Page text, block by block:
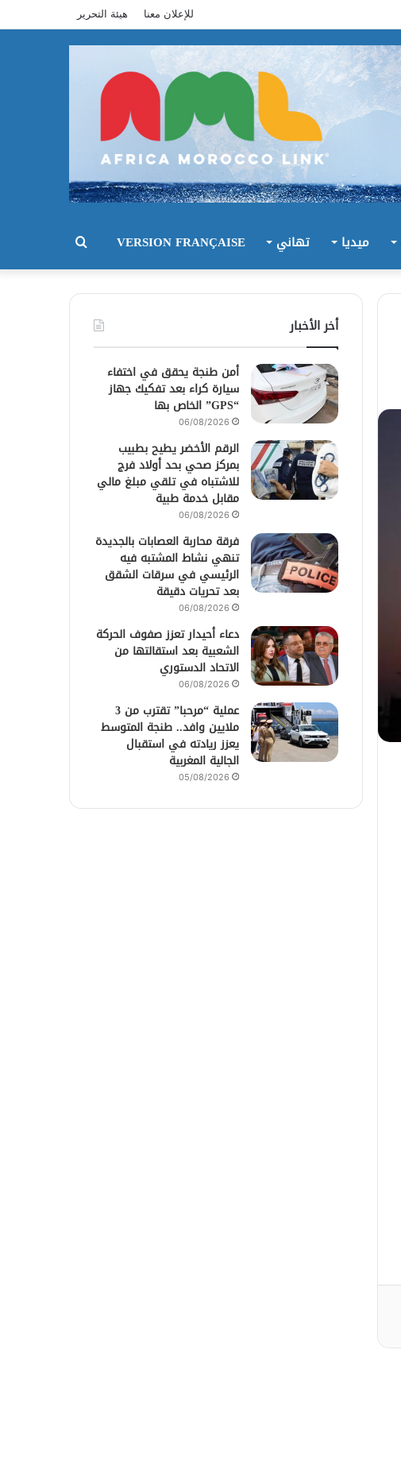
للإعلان معنا هيئة التحرير
ميديا تهاني VERSION FRANÇAISE بحث
أخر الأخبار
أمن طنجة يحقق في اختفاء
سيارة كراء بعد تفكيك جهاز
“GPS” الخاص بها
06/08/2026
الرقم الأخضر يطيح بطبيب
بمركز صحي بحد أولاد فرج
للاشتباه في تلقي مبلغ مالي
مقابل خدمة طبية
06/08/2026
فرقة محاربة العصابات بالجديدة
تنهي نشاط المشتبه فيه
الرئيسي في سرقات الشقق
بعد تحريات دقيقة
06/08/2026
دعاء أحيدار تعزز صفوف الحركة
الشعبية بعد استقالتها من
الاتحاد الدستوري
06/08/2026
عملية “مرحبا” تقترب من 3
ملايين وافد.. طنجة المتوسط
يعزز ريادته في استقبال
الجالية المغربية
05/08/2026